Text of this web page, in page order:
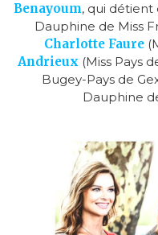
Benayoum, qui détient
Dauphine de Miss
Charlotte Faure
Andrieux (Miss Pays
Bugey-Pays de
Dauphine